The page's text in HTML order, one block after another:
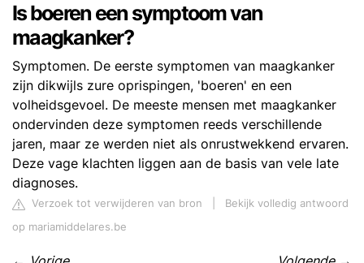
Is boeren een symptoom van
maagkanker?
Symptomen. De eerste symptomen van maagkanker
zijn dikwijls zure oprispingen, 'boeren' en een
volheidsgevoel. De meeste mensen met maagkanker
ondervinden deze symptomen reeds verschillende
jaren, maar ze werden niet als onrustwekkend ervaren.
Deze vage klachten liggen aan de basis van vele late
diagnoses.
Verzoek tot verwijderen van bron
Bekijk volledig antwoord
op mariamiddelares.be